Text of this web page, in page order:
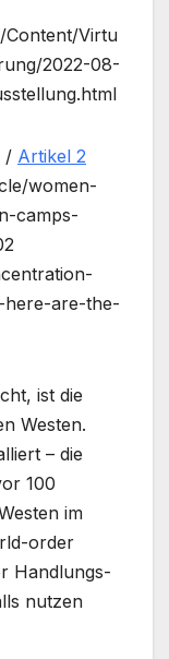
Content/Virtu
2022-08-
/ Artikel 2
women-
camps-
are-the-
ist die
Westen.
– die
100
im
order
Handlungs-
nutzen